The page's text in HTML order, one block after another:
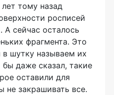
тому назад
росписей
сейчас осталось
фрагмента. Это
шутку называем их
даже сказал, такие
оставили для
не закрашивать все.